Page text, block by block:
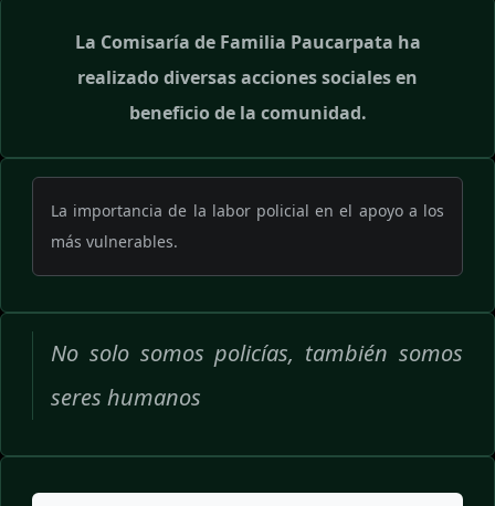
La Comisaría de Familia Paucarpata ha
realizado diversas acciones sociales en
beneficio de la comunidad.
La importancia de la labor policial en el apoyo a los
más vulnerables.
No solo somos policías, también somos
seres humanos